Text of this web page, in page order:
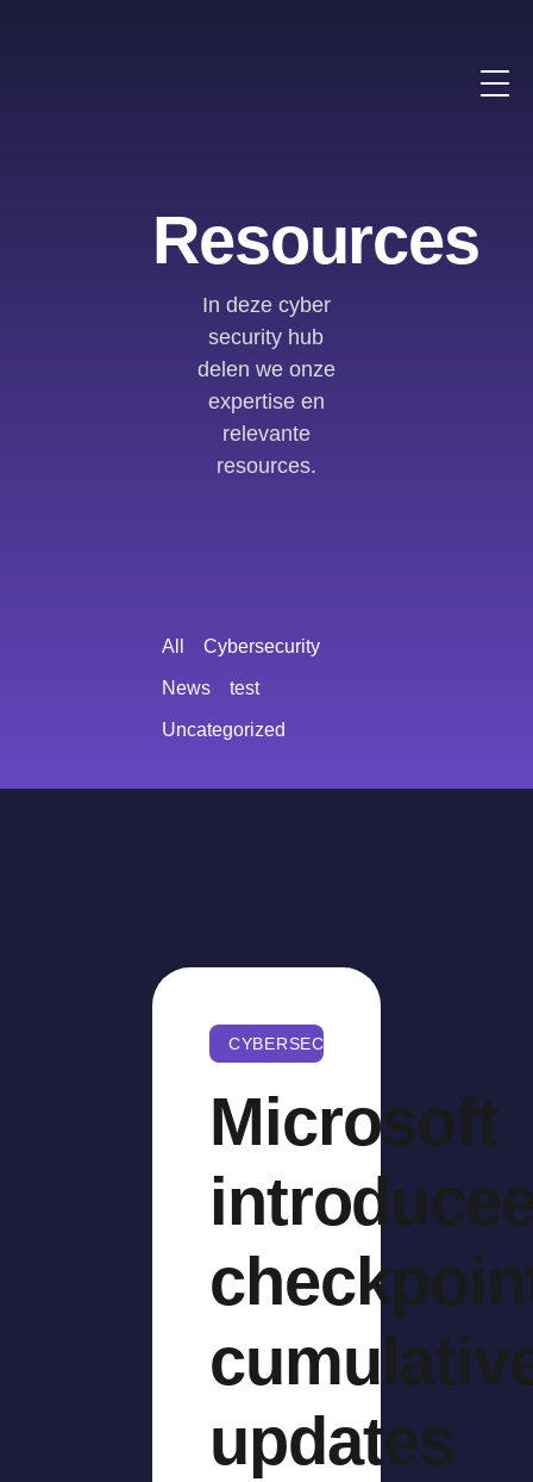
Resources
In deze cyber
security hub
delen we onze
expertise en
relevante
resources.
Cybersecurity
News test
Uncategorized
All
CYBERSECURITY
Microsoft
updates